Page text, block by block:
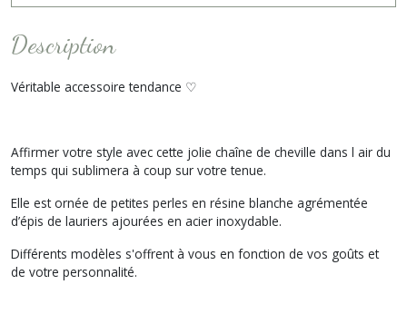
Description
Véritable accessoire tendance ♡
Affirmer votre style avec cette jolie chaîne de cheville dans l air du
temps qui sublimera à coup sur votre tenue.
Elle est ornée de petites perles en résine blanche agrémentée
d’épis de lauriers ajourées en acier inoxydable.
Différents modèles s'offrent à vous en fonction de vos goûts et
de votre personnalité.